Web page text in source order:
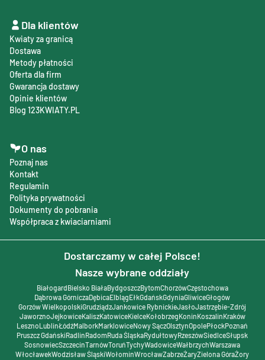
Dla klientów
Kwiaty za granicą
Dostawa
Metody płatności
Oferta dla firm
Gwarancja dostawy
Opinie klientów
Blog 123KWIATY.PL
O nas
Poznaj nas
Kontakt
Regulamin
Polityka prywatności
Dokumenty do pobrania
Współpraca z kwiaciarniami
Dostarczamy w całej Polsce!
Nasze wybrane oddziały
BiałogardBielsko BiałaBydgoszczBytomChorzówCzęstochowa
Dąbrowa GórniczaDębicaElblągEłkGdańskGdyniaGliwiceGłogów
Gorzów WielkopolskiGrudziądzJankowice RybnickieJasłoJastrzębie-Zdrój
JaworznoJejkowiceKaliszKatowiceKielceKołobrzegKoninKoszalinKraków
LesznoLublinŁódźMalborkMarklowiceNowy SączOlsztynOpolePłockPoznań
Pruszcz GdańskiRadlinRadomRuda ŚląskaRydułtowyRzeszówSiedlceSłupsk
SosnowiecSzczecinTarnówToruńTychyWadowiceWałbrzychWarszawa
WłocławekWodzisław ŚląskiWołominWrocławZabrzeŻaryZielona GóraŻory